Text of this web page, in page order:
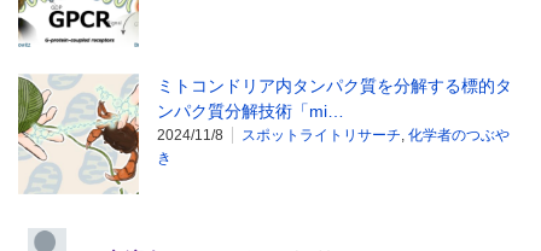
ミトコンドリア内タンパク質を分解する標的タ
ンパク質分解技術「mi…
2024/11/8 スポットライトリサーチ 化学者のつぶや
き